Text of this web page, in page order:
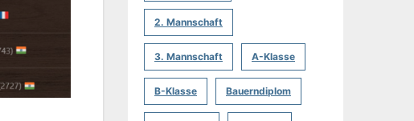
2. Mannschaft
3. Mannschaft A-Klasse
B-Klasse Bauerndiplom